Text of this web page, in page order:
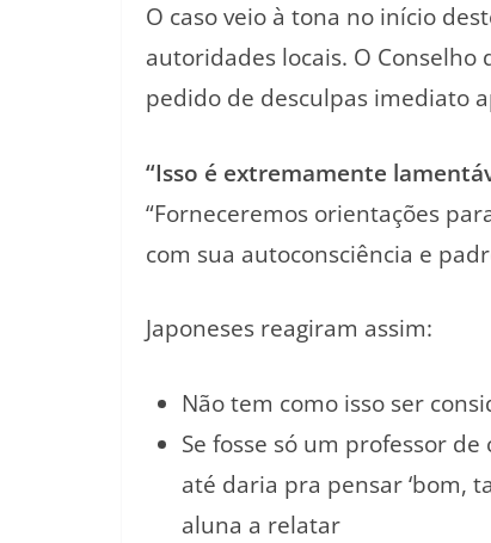
O caso veio à tona no início
autoridades locais. O Conselho
pedido de desculpas imediato
“Isso é extremamente
“Forneceremos orientações
com sua autoconsciência e
Japoneses reagiram assim:
Não tem como isso ser
Se fosse só um professor
até daria pra pensar ‘bom,
aluna a relatar